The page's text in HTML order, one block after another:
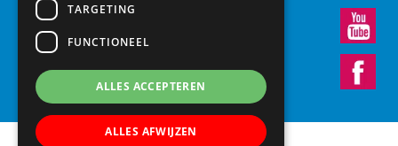
TARGETING
FUNCTIONEEL
ALLES ACCEPTEREN
ALLES AFWIJZEN